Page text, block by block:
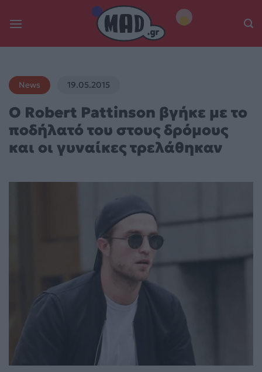
News 19.05.2015
Ο Robert Pattinson βγήκε με το
ποδήλατό του στους δρόμους
και οι γυναίκες τρελάθηκαν